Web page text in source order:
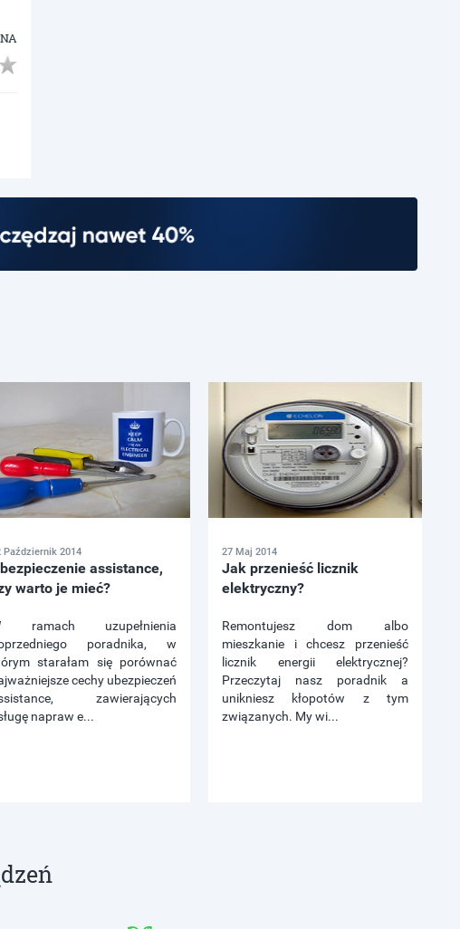
Październik 2014
assistance,
warto je mieć?
ramach uzupełnienia
poradnika, w
starałam się porównać
cechy ubezpieczeń
zawierających
napraw e...
27 Maj 2014
Jak przenieść licznik
elektryczny?
Remontujesz dom albo
mieszkanie i chcesz przenieść
licznik energii elektrycznej?
Przeczytaj nasz poradnik a
unikniesz kłopotów z tym
związanych. My wi...